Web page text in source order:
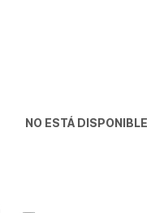
NO ESTÁ DISPONIBLE